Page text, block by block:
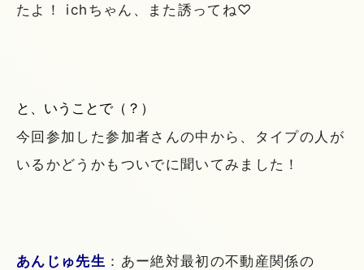
たよ！ ichちゃん、また誘ってね♡
と、いうことで（？）
今回参加した参加者さんの中から、タイプの人が
いるかどうかもついでに聞いてみました！
あんじゅ先生 ：あー絶対最初の不動産関係の